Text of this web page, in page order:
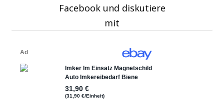
Facebook und diskutiere
mit